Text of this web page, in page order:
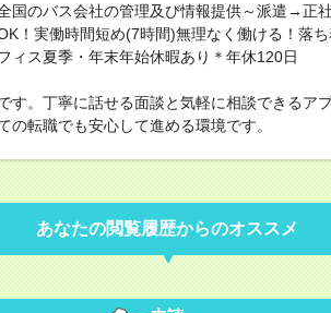
国のバス会社の管理及び情報提供～派遣→正
！実働時間短め(7時間)無理なく働ける！落
ィス夏季・年末年始休暇あり＊年休120日
す。丁寧に話せる面談と気軽に相談できるア
の転職でも安心して進める環境です。
あなたの閲覧履歴からのオススメ